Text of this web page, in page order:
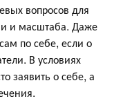
вопросов для
и масштаба. Даже
по себе, если о
В условиях
заявить о себе, а